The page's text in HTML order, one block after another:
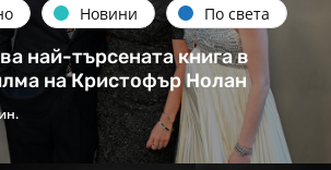
Новини По света
най-търсената книга в
на Кристофър Нолан